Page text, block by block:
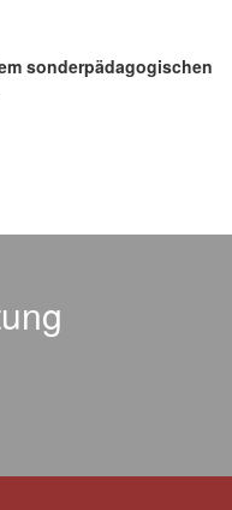
sonderpädagogischen